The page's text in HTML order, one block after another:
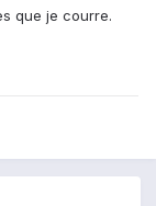
que je courre.